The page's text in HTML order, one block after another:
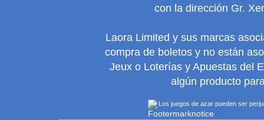
con la dirección Gr.
Laora Limited y sus marcas
compra de boletos y no están
Jeux o Loterías y Apuestas del
algún producto
Los juegos de azar pueden ser